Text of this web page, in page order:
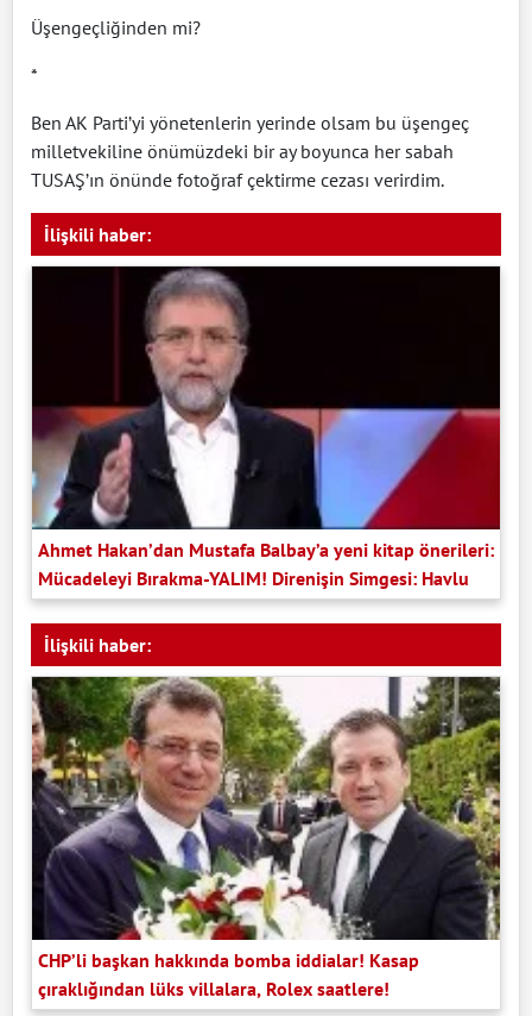
Üşengeçliğinden mi?
*
Ben AK Parti’yi yönetenlerin yerinde olsam bu üşengeç
milletvekiline önümüzdeki bir ay boyunca her sabah
TUSAŞ’ın önünde fotoğraf çektirme cezası verirdim.
İlişkili haber:
Ahmet Hakan’dan Mustafa Balbay’a yeni kitap önerileri:
Mücadeleyi Bırakma-YALIM! Direnişin Simgesi: Havlu
İlişkili haber:
CHP’li başkan hakkında bomba iddialar! Kasap
çıraklığından lüks villalara, Rolex saatlere!